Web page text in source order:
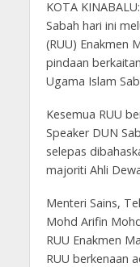
KOTA
Sabah hari ini
(RUU) Enakmen
pindaan
Ugama Islam
Kesemua RUU
Speaker DUN
selepas
majoriti Ahli
Menteri Sains,
Mohd Arifin
RUU Enakmen
RUU berkenaan